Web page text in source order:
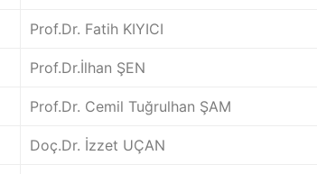
Prof.Dr. Fatih KIYICI
Prof.Dr.İlhan ŞEN
Prof.Dr. Cemil Tuğrulhan ŞAM
Doç.Dr. İzzet UÇAN